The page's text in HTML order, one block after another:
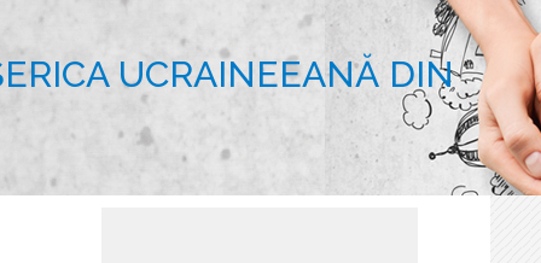
UCRAINEEANĂ DIN